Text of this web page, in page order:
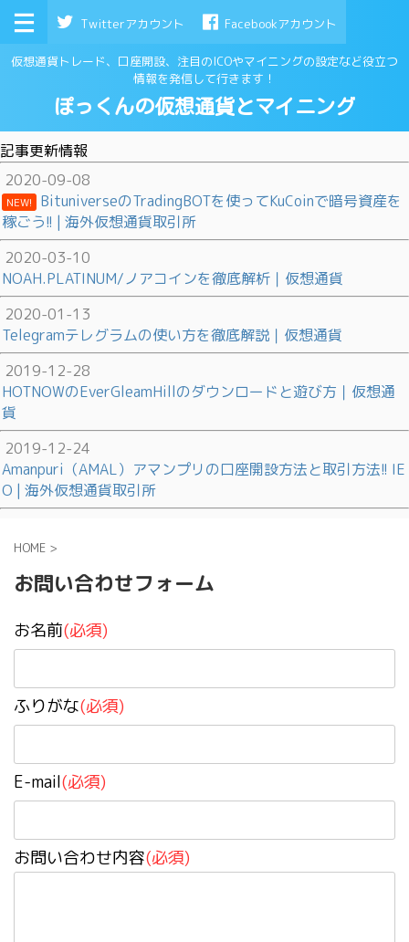
Twitterアカウント Facebookアカウント
仮想通貨トレード、口座開設、注目のICOやマイニングの設定など役立つ
情報を発信して行きます！
ぽっくんの仮想通貨とマイニング
記事更新情報
2020-09-08
NEW!
BituniverseのTradingBOTを使ってKuCoinで暗号資産を
稼ごう!! | 海外仮想通貨取引所
2020-03-10
NOAH.PLATINUM/ノアコインを徹底解析｜仮想通貨
2020-01-13
Telegramテレグラムの使い方を徹底解説｜仮想通貨
2019-12-28
HOTNOWのEverGleamHillのダウンロードと遊び方｜仮想通
貨
2019-12-24
Amanpuri（AMAL）アマンプリの口座開設方法と取引方法!! IE
O | 海外仮想通貨取引所
HOME >
お問い合わせフォーム
お名前(必須)
ふりがな(必須)
E-mail(必須)
お問い合わせ内容(必須)